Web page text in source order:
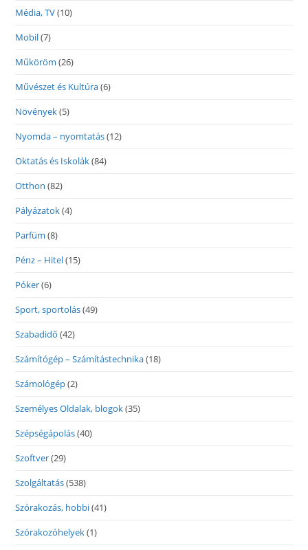
Média, TV(10)
Mobil(7)
Műköröm (26)
Művészet és Kultúra(6)
Növények(5)
Nyomda – nyomtatás(12)
Oktatás és Iskolák(84)
Otthon (82)
Pályázatok(4)
Parfüm (8)
Pénz – Hitel(15)
Póker(6)
Sport, sportolás(49)
Szabadidő (42)
Számítógép – Számítástechnika(18)
Számológép(2)
Személyes Oldalak, blogok(35)
Szépségápolás(40)
Szoftver(29)
Szolgáltatás(538)
Szórakozás, hobbi(41)
Szórakozóhelyek(1)